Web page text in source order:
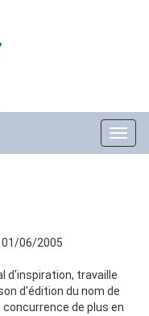
01/06/2005
d'inspiration, travaille
d'édition du nom de
concurrence de plus en